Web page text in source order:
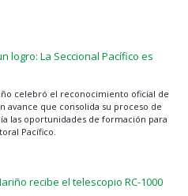
logro: La Seccional Pacífico es
celebró el reconocimiento oficial de
avance que consolida su proceso de
las oportunidades de formación para
Pacífico.
recibe el telescopio RC-1000